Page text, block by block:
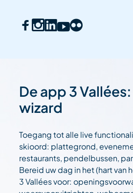
De app 3
wizard
Toegang tot alle live
skioord: plattegrond,
restaurants, pendelbussen,
Bereid uw dag in het (hart van
3 Vallées voor: